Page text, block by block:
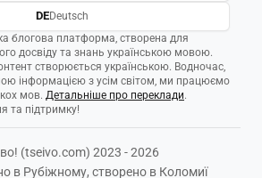
блогова платформа, створена для
досвіду та знань українською мовою.
створюється українською. Водночас,
інформацією з усім світом, ми працюємо
мов. Детальніше про переклади.
та підтримку!
DEDeutsch
(tseivo.com) 2023 - 2026
Рубіжному, створено в Коломиї